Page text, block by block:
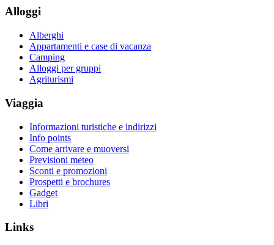
Alloggi
Alberghi
Appartamenti e case di vacanza
Camping
Alloggi per gruppi
Agriturismi
Viaggia
Informazioni turistiche e indirizzi
Info points
Come arrivare e muoversi
Previsioni meteo
Sconti e promozioni
Prospetti e brochures
Gadget
Libri
Links